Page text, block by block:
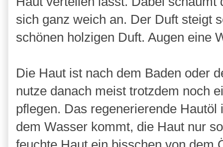
sich ganz weich an. Der Duft steigt
schönen holzigen Duft. Augen eine
Die Haut ist nach dem Baden oder
nutze danach meist trotzdem noch
pflegen. Das regenerierende
dem Wasser kommt, die Haut nur